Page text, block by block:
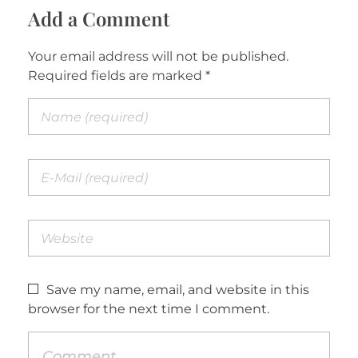
Add a Comment
Your email address will not be published.
Required fields are marked *
Save my name, email, and website in this
browser for the next time I comment.